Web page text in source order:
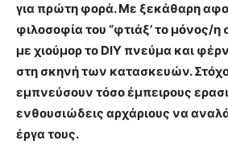
για πρώτη φορά. Με ξεκάθαρη
φιλοσοφία του “φτιάξ’ το μόνος/η
με χιούμορ το DIY πνεύμα και
στη σκηνή των κατασκευών.
εμπνεύσουν τόσο έμπειρους
ενθουσιώδεις αρχάριους να
έργα τους.